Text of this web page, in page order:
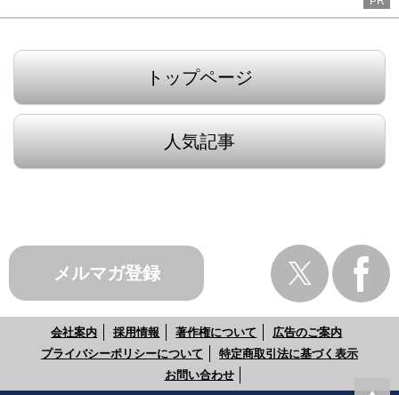
トップページ
人気記事
メルマガ登録
会社案内 採用情報 著作権について
広告のご案内
プライバシーポリシーについて
特定商取引法に基づく表示
お問い合わせ